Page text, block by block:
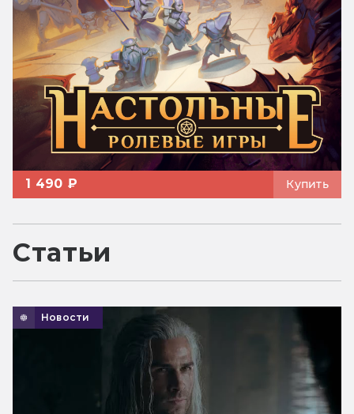
1 490 ₽ Купить
Статьи
Новости